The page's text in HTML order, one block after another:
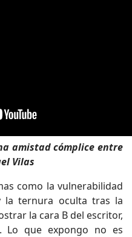
amistad cómplice entre
Vilas
como la vulnerabilidad
la ternura oculta tras la
la cara B del escritor,
Lo que expongo no es